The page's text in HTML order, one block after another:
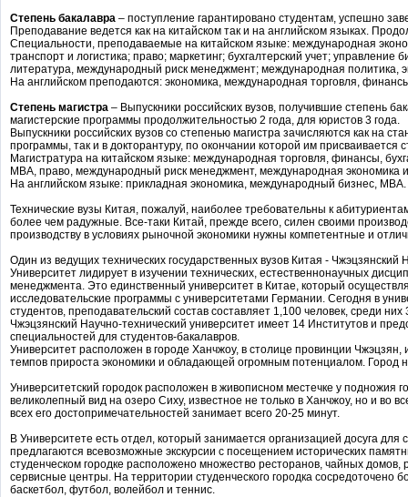
Степень бакалавра – поступление гарантировано студентам, успешно
Преподавание ведется как на китайском так и на английском языках.
Специальности, преподаваемые на китайском языке: международная
транспорт и логистика; право; маркетинг; бухгалтерский учет; управление
литература, международный риск менеджмент; международная политика,
На английском преподаются: экономика, международная торговля,
Степень магистра – Выпускники российских вузов, получившие степень
магистерские программы продолжительностью 2 года, для юристов 3 года.
Выпускники российских вузов со степенью магистра зачисляются как на
программы, так и в докторантуру, по окончании которой им присваивается
Магистратура на китайском языке: международная торговля, финансы,
MBA, право, международный риск менеджмент, международная экономика
На английском языке: прикладная экономика, международный бизнес, MBA.
Технические вузы Китая, пожалуй, наиболее требовательны к
более чем радужные. Все-таки Китай, прежде всего, силен своими
производству в условиях рыночной экономики нужны компетентные и
Один из ведущих технических государственных вузов Китая - Чжэцзянский
Университет лидирует в изучении технических, естественнонаучных
менеджмента. Это единственный университет в Китае, который
исследовательские программы с университетами Германии. Сегодня в
студентов, преподавательский состав составляет 1,100 человек, среди
Чжэцзянский Научно-технический университет имеет 14 Институтов и
специальностей для студентов-бакалавров.
Университет расположен в городе Ханчжоу, в столице провинции
темпов прироста экономики и обладающей огромным потенциалом. Город
Университетский городок расположен в живописном местечке у подножия
великолепный вид на озеро Сиху, известное не только в Ханчжоу, но и во
всех его достопримечательностей занимает всего 20-25 минут.
В Университете есть отдел, который занимается организацией досуга для
предлагаются всевозможные экскурсии с посещением исторических
студенческом городке расположено множество ресторанов, чайных домов,
сервисные центры. На территории студенческого городка сосредоточено
баскетбол, футбол, волейбол и теннис.